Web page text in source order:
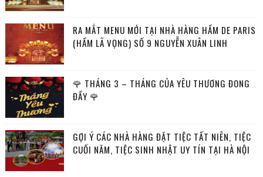
RA MẮT MENU MỚI TẠI NHÀ HÀNG HẦM DE PARIS
(HẦM LÃ VỌNG) SỐ 9 NGUYỄN XUÂN LINH
🌹 THÁNG 3 – THÁNG CỦA YÊU THƯƠNG ĐONG
ĐẦY 🌹
GỢI Ý CÁC NHÀ HÀNG ĐẶT TIỆC TẤT NIÊN, TIỆC
CUỐI NĂM, TIỆC SINH NHẬT UY TÍN TẠI HÀ NỘI